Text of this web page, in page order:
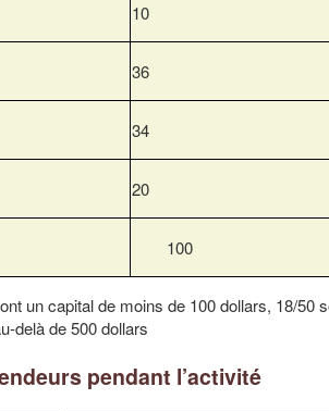
10
36
34
20
100
un capital de moins de 100 dollars, 18/50
delà de 500 dollars
pendant l’activité